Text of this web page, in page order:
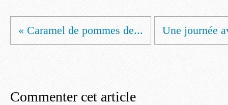
« Caramel de pommes de... Une journée
Commenter cet article